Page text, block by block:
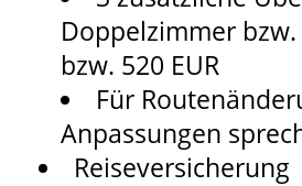
Doppelzimmer bzw.
bzw. 520 EUR
Für
Anpassungen
Reiseversicherung